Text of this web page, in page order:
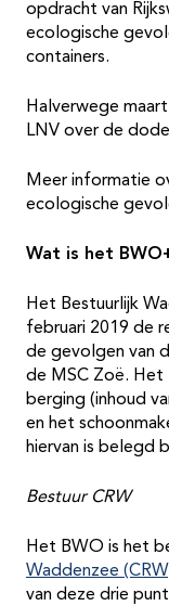
opdracht van
ecologische
containers.
Halverwege
LNV over de
Meer informatie
ecologische
Wat is het
Het Bestuurlijk
februari 2019 de
de gevolgen van
de MSC Zoë. Het
berging (inhoud
en het
hiervan is belegd
Bestuur CRW
Het BWO is het
Waddenzee
van deze drie